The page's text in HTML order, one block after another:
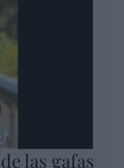
las gafas